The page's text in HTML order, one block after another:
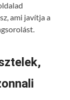
ami javítja a